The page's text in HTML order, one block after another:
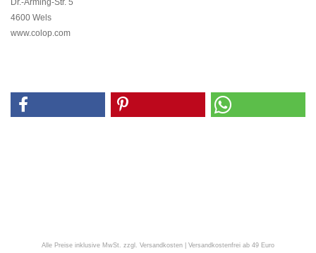
Dr.-Arming-Str. 5
4600 Wels
www.colop.com
Alle Preise inklusive MwSt. zzgl. Versandkosten | Versandkostenfrei ab 49 Euro